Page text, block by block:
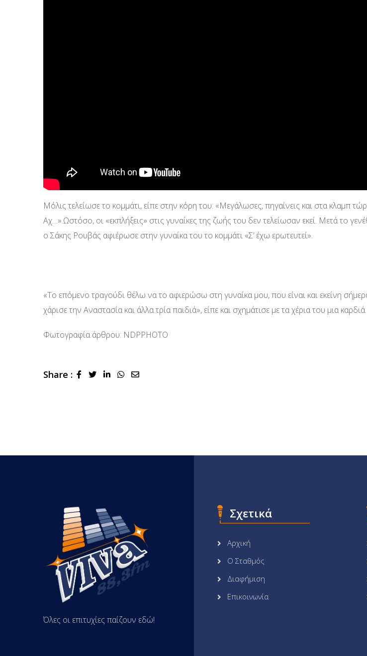
Μόλις τελείωσε το κομμάτι, είπε στην κόρη του: «Μεγάλωσες, πηγαίνεις και στα κλαμπ
Αχ…».Ωστόσο, οι «εκπλήξεις» στις γυναίκες της ζωής του δεν τελείωσαν εκεί. Μετά το
ο Σάκης Ρουβάς αφιέρωσε στην γυναίκα του το κομμάτι «Σ’ έχω ερωτευτεί».
«Το επόμενο τραγούδι θέλω να το αφιερώσω στη γυναίκα μου, που είναι και εκείνη
χάρισε την Αναστασία και άλλα τρία παιδιά», είπε και σχημάτισε με τα χέρια του μια καρδιά.
Φωτογραφία άρθρου: NDPPHOTO
Share : LinkedInWhatsapp
Share
Όλες οι επιτυχίες παίζουν εδώ!
Σχετικά
Αρχική
Ο Σταθμός
Διαφήμιση
Επικοινωνία